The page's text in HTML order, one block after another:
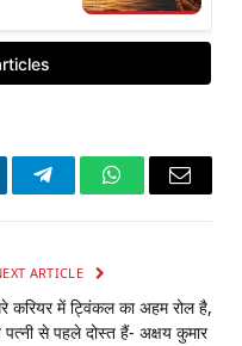
TelegramWhatsApp
Email
ARTICLE
करियर में ट्विंकल का अहम रोल है,
पत्नी से पहले दोस्त हैं- अक्षय कुमार